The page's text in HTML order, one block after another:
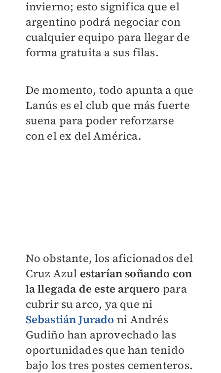
invierno; esto significa que el
argentino podrá negociar con
cualquier equipo para llegar de
forma gratuita a sus filas.
De momento, todo apunta a que
Lanús es el club que más fuerte
suena para poder reforzarse
con el ex del América.
No obstante, los aficionados del
Cruz Azul estarían soñando con
la llegada de este arquero para
cubrir su arco, ya que ni
Sebastián Jurado ni Andrés
Gudiño han aprovechado las
oportunidades que han tenido
bajo los tres postes cementeros.